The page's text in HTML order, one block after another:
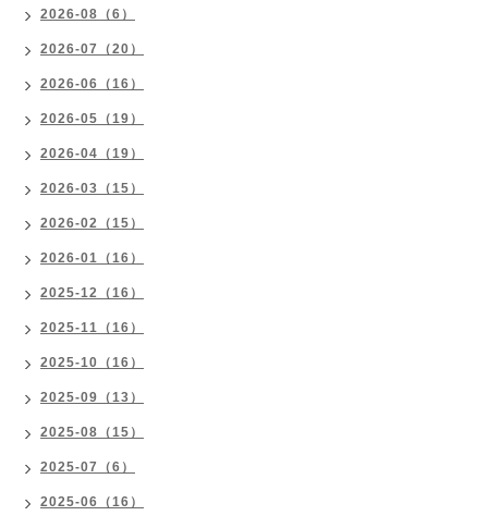
2026-08（6）
2026-07（20）
2026-06（16）
2026-05（19）
2026-04（19）
2026-03（15）
2026-02（15）
2026-01（16）
2025-12（16）
2025-11（16）
2025-10（16）
2025-09（13）
2025-08（15）
2025-07（6）
2025-06（16）